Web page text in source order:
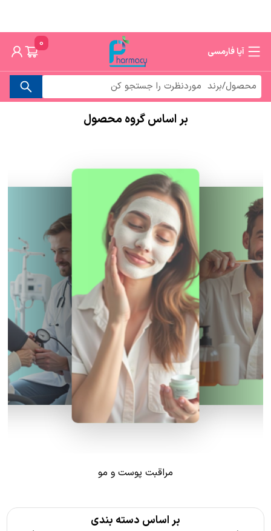
آپا فارمسی
0
بر اساس گروه محصول
مراقبت پوست و مو
بر اساس دسته بندی